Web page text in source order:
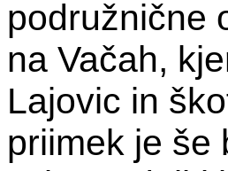
podružnične
na Vačah,
Lajovic in
priimek je še